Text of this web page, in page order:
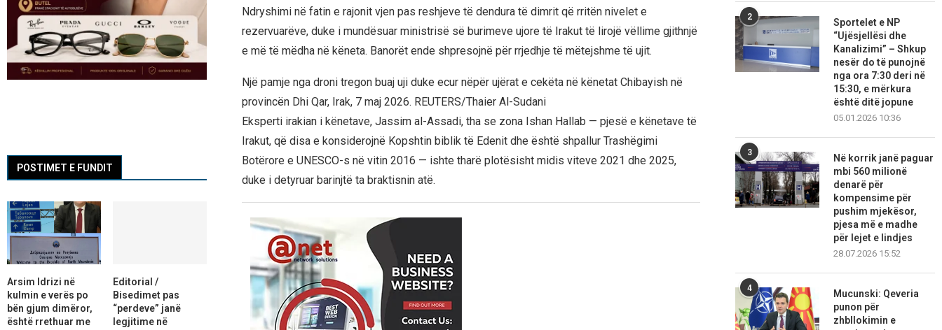
Ndryshimi në fatin e rajonit vjen pas reshjeve të dendura të dimrit që rritën nivelet e
rezervuarëve, duke i mundësuar ministrisë së burimeve ujore të Irakut të lirojë vëllime gjithnjë
e më të mëdha në këneta. Banorët ende shpresojnë për rrjedhje të mëtejshme të ujit.
Një pamje nga droni tregon buaj uji duke ecur nëpër ujërat e cekëta në kënetat Chibayish në
provincën Dhi Qar, Irak, 7 maj 2026. REUTERS/Thaier Al-Sudani
Eksperti irakian i kënetave, Jassim al-Assadi, tha se zona Ishan Hallab — pjesë e kënetave të
Irakut, që disa e konsiderojnë Kopshtin biblik të Edenit dhe është shpallur Trashëgimi
Botërore e UNESCO-s në vitin 2016 — ishte tharë plotësisht midis viteve 2021 dhe 2025,
duke i detyruar barinjtë ta braktisnin atë.
2
Sportelet e NP
“Ujësjellësi dhe
Kanalizimi” – Shkup
nesër do të punojnë
nga ora 7:30 deri në
15:30, e mërkura
është ditë jopune
05.01.2026 10:36
3
Në korrik janë paguar
mbi 560 milionë
denarë për
kompensime për
pushim mjekësor,
pjesa më e madhe
për lejet e lindjes
28.07.2026 15:52
4
Mucunski: Qeveria
punon për
zhbllokimin e
POSTIMET E FUNDIT
Arsim Idrizi në
kulmin e verës po
bën gjum dimëror,
është rrethuar me
Editorial /
Bisedimet pas
“perdeve” janë
legjitime në